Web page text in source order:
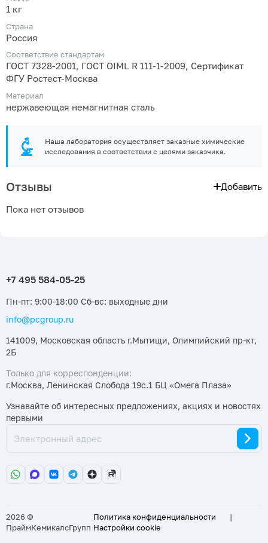
1 кг
Страна
Россия
Соответствие стандартам
ГОСТ 7328-2001, ГОСТ OIML R 111-1-2009, Сертификат
ФГУ Ростест-Москва
Материал
нержавеющая немагнитная сталь
Наша лаборатория осуществляет заказные химические
исследования в соответствии с целями заказчика.
Отзывы Добавить
Пока нет отзывов
Пн-пт: 9:00-18:00 Сб-вс: выходные дни
info@pcgroup.ru
141009, Московская область г.Мытищи, Олимпийский пр-кт,
2Б
Только для корреспонденции:
г.Москва, Ленинская Слобода 19с.1 БЦ «Омега Плаза»
Узнавайте об интересных предложениях, акциях и новостях
первыми
2026 ©
ПраймКемикалсГрупп
Политика конфиденциальности
|
Настройки cookie